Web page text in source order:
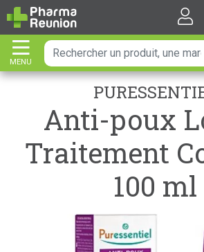
MENU
AFFICHER LA NAVIGATION
Anti-poux
Traitement
100 ml